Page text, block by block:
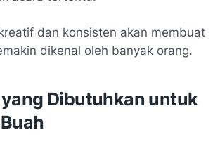
dan konsisten akan membuat
dikenal oleh banyak orang.
Dibutuhkan untuk